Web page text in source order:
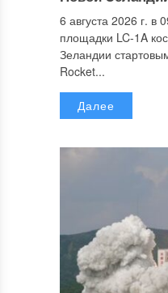
6 августа 2026 г. в
площадки LC-1A
Зеландии
Rocket...
Далее